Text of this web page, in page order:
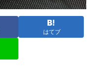
はてブ